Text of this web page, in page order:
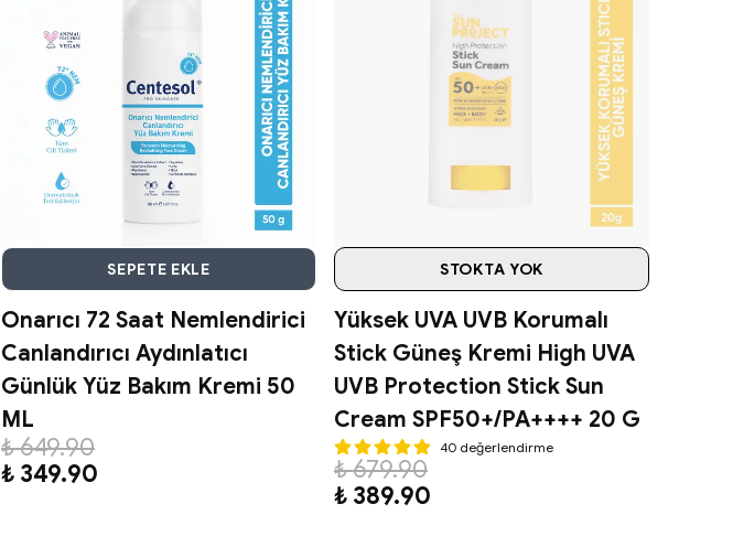
SEPETE EKLE
Onarıcı 72 Saat Nemlendirici
Canlandırıcı Aydınlatıcı
Günlük Yüz Bakım Kremi 50
ML
₺ 649.90
₺ 349.90
STOKTA YOK
Yüksek UVA UVB Korumalı
Stick Güneş Kremi High UVA
UVB Protection Stick Sun
Cream SPF50+/PA++++ 20 G
40 değerlendirme
₺ 679.90
₺ 389.90